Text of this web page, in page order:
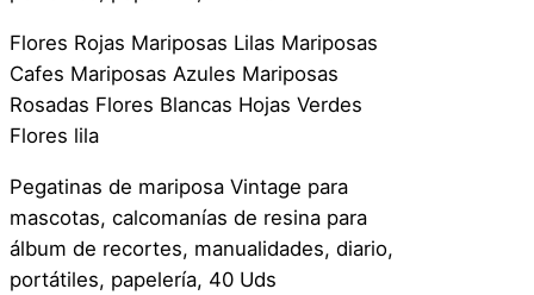
c
r
a
p
b
o
k
D
i
Flores Rojas Mariposas Lilas Mariposas
Cafes Mariposas Azules Mariposas
Rosadas Flores Blancas Hojas Verdes
Flores lila
Pegatinas de mariposa Vintage para
mascotas, calcomanías de resina para
álbum de recortes, manualidades, diario,
portátiles, papelería, 40 Uds